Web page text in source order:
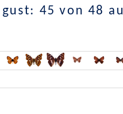
45 von 48